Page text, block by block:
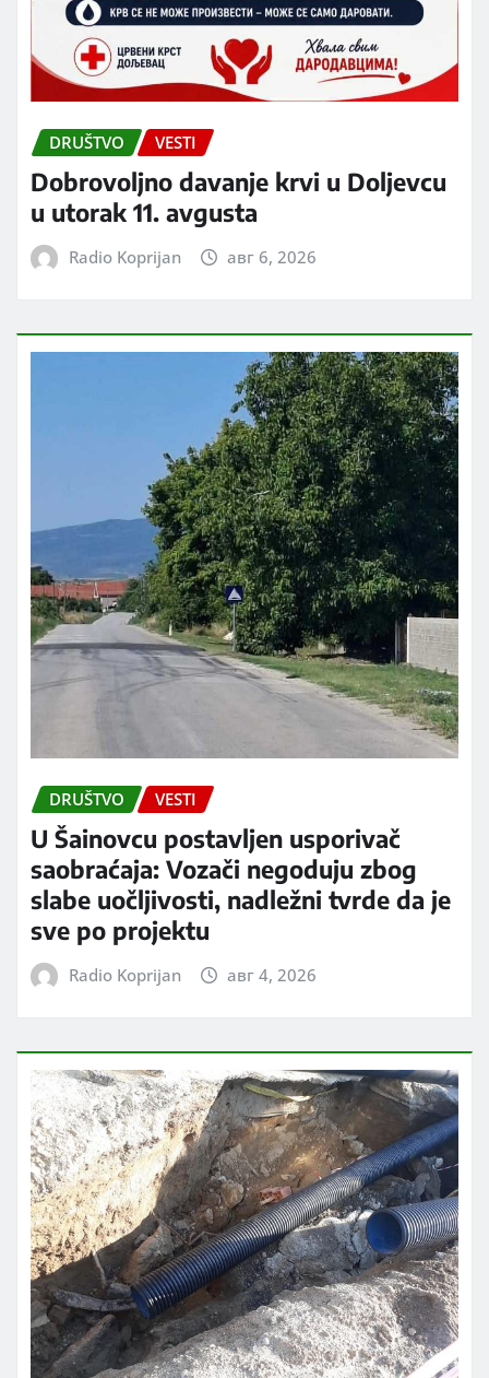
DRUŠTVO VESTI
Dobrovoljno davanje krvi u Doljevcu
u utorak 11. avgusta
Radio Koprijan авг 6, 2026
DRUŠTVO VESTI
U Šainovcu postavljen usporivač
saobraćaja: Vozači negoduju zbog
slabe uočljivosti, nadležni tvrde da je
sve po projektu
Radio Koprijan авг 4, 2026